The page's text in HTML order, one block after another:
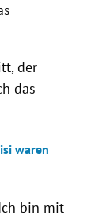
der
das
waren
bin mit